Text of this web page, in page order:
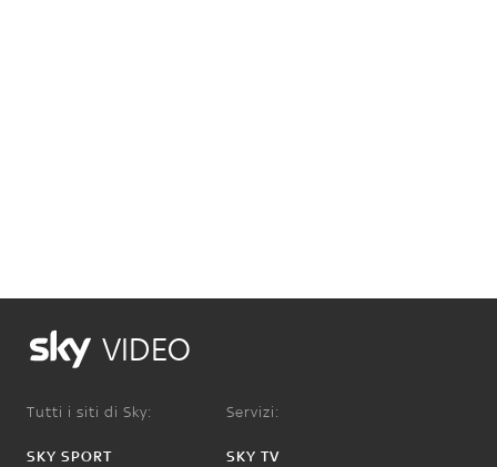
VIDEO
Tutti i siti di Sky:
SKY SPORT
Servizi:
SKY TV